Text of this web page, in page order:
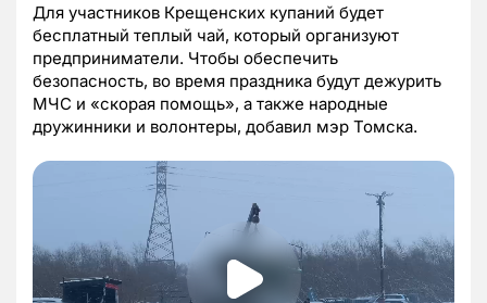
Для участников Крещенских купаний будет
бесплатный теплый чай, который организуют
предприниматели. Чтобы обеспечить
безопасность, во время праздника будут дежурить
МЧС и «скорая помощь», а также народные
дружинники и волонтеры, добавил мэр Томска.